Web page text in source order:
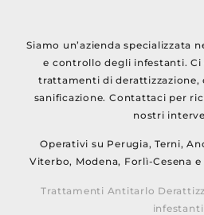
Siamo un’azienda specializzata
e controllo degli infestanti.
trattamenti di derattizzazione,
sanificazione. Contattaci per
nostri
Operativi su Perugia, Terni,
Viterbo, Modena, Forlì-Cesena
Trattamenti Antitarlo
infestanti